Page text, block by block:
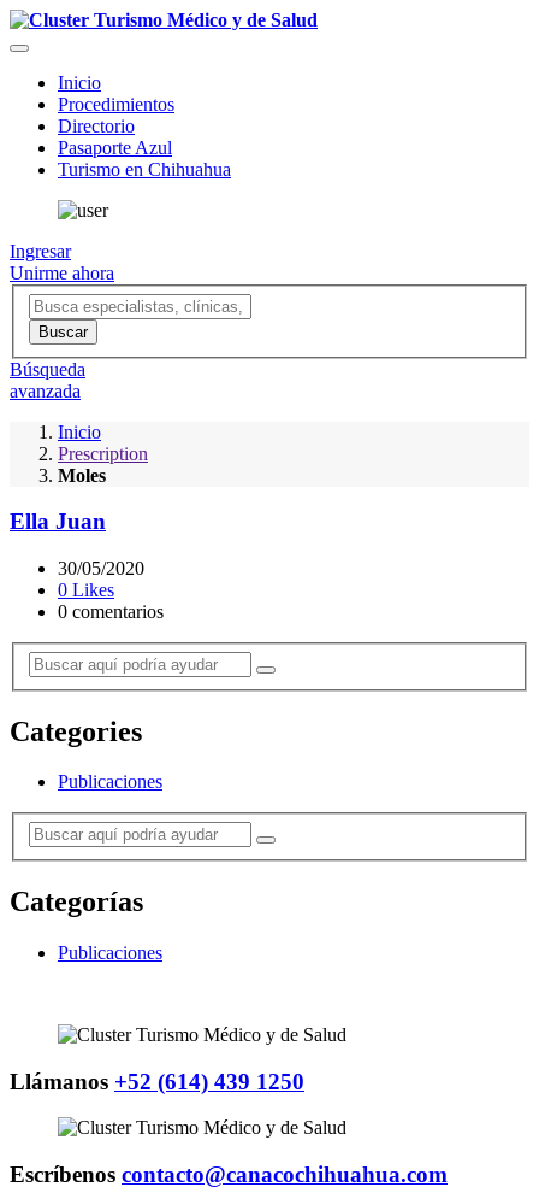
Inicio
Procedimientos
Directorio
Pasaporte Azul
Turismo en Chihuahua
Ingresar
Unirme ahora
Búsqueda
avanzada
Inicio
Prescription
Moles
Ella Juan
30/05/2020
0 Likes
0 comentarios
Categories
Publicaciones
Categorías
Publicaciones
Llámanos +52 (614) 439 1250
Escríbenos contacto@canacochihuahua.com